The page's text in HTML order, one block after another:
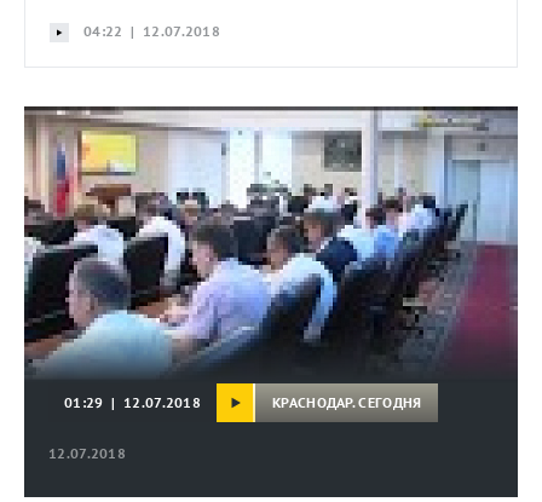
04:22 | 12.07.2018
12.07.2018
01:29 | 12.07.2018 КРАСНОДАР. СЕГОДНЯ